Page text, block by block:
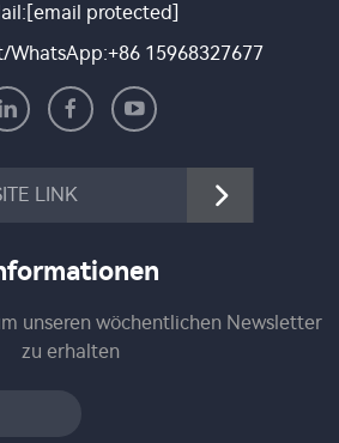
[email protected]
WhatsApp:+86 15968327677
LINK
unseren wöchentlichen Newsletter
zu erhalten